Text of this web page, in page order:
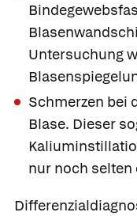
Untersuchung
Schmerzen bei
Blase. Dieser
nur noch